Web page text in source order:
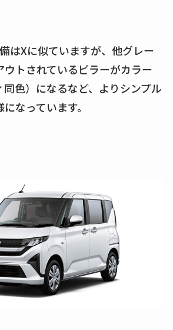
はXに似ていますが、他グレー
ウトされているピラーがカラー
同色）になるなど、よりシンプル
なっています。